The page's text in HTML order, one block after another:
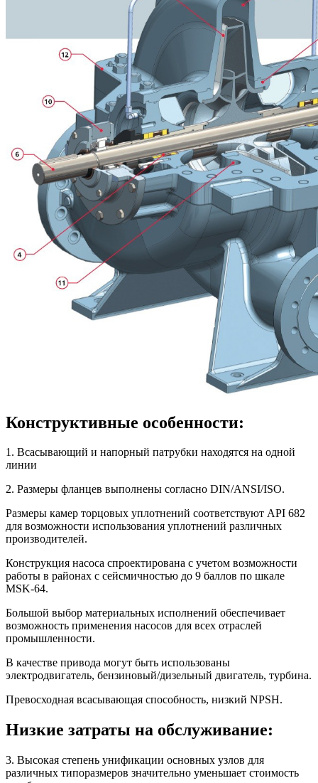
Конструктивные особенности:
1. Всасывающий и напорный патрубки находятся на одной
линии
2. Размеры фланцев выполнены согласно DIN/ANSI/ISO.
Размеры камер торцовых уплотнений соответствуют API 682
для возможности использования уплотнений различных
производителей.
Конструкция насоса спроектирована с учетом возможности
работы в районах с сейсмичностью до 9 баллов по шкале
MSK-64.
Большой выбор материальных исполнений обеспечивает
возможность применения насосов для всех отраслей
промышленности.
В качестве привода могут быть использованы
электродвигатель, бензиновый/дизельный двигатель, турбина.
Превосходная всасывающая способность, низкий NPSH.
Низкие затраты на обслуживание:
3. Высокая степень унификации основных узлов для
различных типоразмеров значительно уменьшает стоимость